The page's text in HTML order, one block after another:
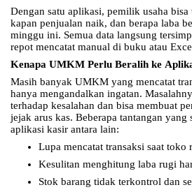
Dengan satu aplikasi, pemilik usaha
kapan penjualan naik, dan berapa laba
minggu ini. Semua data langsung
repot mencatat manual di buku atau
Kenapa UMKM Perlu Beralih ke
Masih banyak UMKM yang mencatat
hanya mengandalkan ingatan.
terhadap kesalahan dan bisa membuat
jejak arus kas. Beberapa tantangan yang
aplikasi kasir antara lain:
Lupa mencatat transaksi saat toko
Kesulitan menghitung laba rugi
Stok barang tidak terkontrol dan